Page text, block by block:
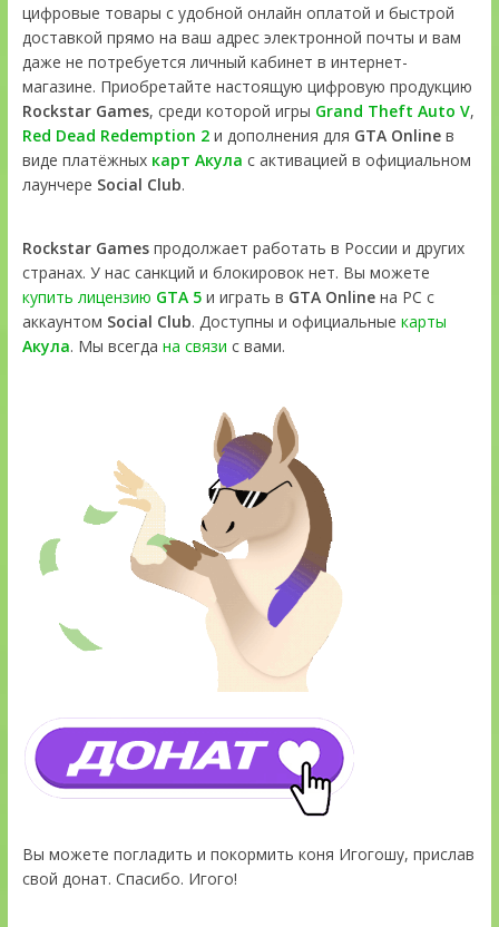
цифровые товары с удобной онлайн оплатой и быстрой
доставкой прямо на ваш адрес электронной почты и вам
даже не потребуется личный кабинет в интернет-
магазине. Приобретайте настоящую цифровую продукцию
Rockstar Games, среди которой игры Grand Theft Auto V,
Red Dead Redemption 2и дополнения для GTA Onlineв
виде платёжных карт Акула с активацией в официальном
лаунчере Social Club.
Rockstar Gamesпродолжает работать в России и других
странах. У нас санкций и блокировок нет. Вы можете
купить лицензию GTA 5и играть в GTA Onlineна PC с
аккаунтом Social Club. Доступны и официальные карты
Акула. Мы всегда на связи с вами.
Вы можете погладить и покормить коня Игогошу, прислав
свой донат. Спасибо. Игого!